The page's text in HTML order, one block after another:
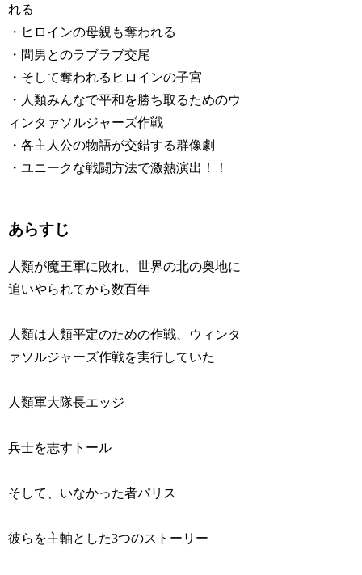
れる
・ヒロインの母親も奪われる
・間男とのラブラブ交尾
・そして奪われるヒロインの子宮
・人類みんなで平和を勝ち取るためのウ
ィンタァソルジャーズ作戦
・各主人公の物語が交錯する群像劇
・ユニークな戦闘方法で激熱演出！！
あらすじ
人類が魔王軍に敗れ、世界の北の奥地に
追いやられてから数百年
人類は人類平定のための作戦、ウィンタ
ァソルジャーズ作戦を実行していた
人類軍大隊長エッジ
兵士を志すトール
そして、いなかった者パリス
彼らを主軸とした3つのストーリー